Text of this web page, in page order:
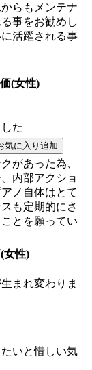
らもメンテナ
事をお勧めし
活躍される事
(女性)
た
があった為、
内部アクショ
ノ自体はとて
も定期的にさ
とを願ってい
女性)
まれ変わりま
いと惜しい気